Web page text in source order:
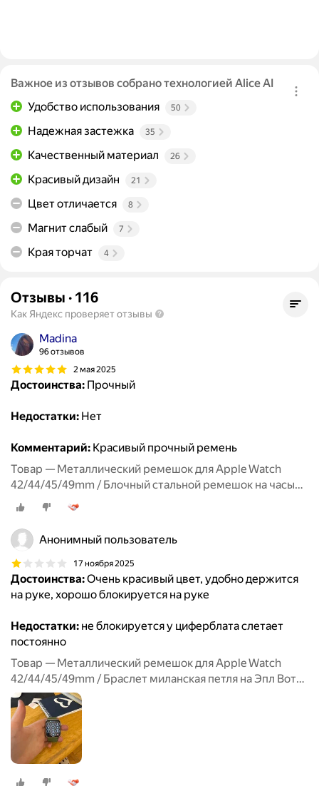
Важное из отзывов собрано технологией Alice AI
Удобство использования
50
Надежная застежка 35
Качественный материал 26
Красивый дизайн 21
Цвет отличается 8
Магнит слабый 7
Края торчат 4
Отзывы · 116
Как Яндекс проверяет отзывы
Madina
96 отзывов
2 мая 2025
Достоинства: Прочный
Недостатки: Нет
Комментарий: Красивый прочный ремень
Товар — Металлический ремешок для Apple Watch
42/44/45/49mm / Блочный стальной ремешок на часы
Эпл Вотч 1-9, SE серии / Черный
Анонимный пользователь
17 ноября 2025
Достоинства:Очень красивый цвет, удобно держится
на руке, хорошо блокируется на руке
Недостатки: не блокируется у циферблата слетает
постоянно
Товар — Металлический ремешок для Apple Watch
42/44/45/49mm / Браслет миланская петля на Эпл Вотч
1-9, SE серии / Салатовый